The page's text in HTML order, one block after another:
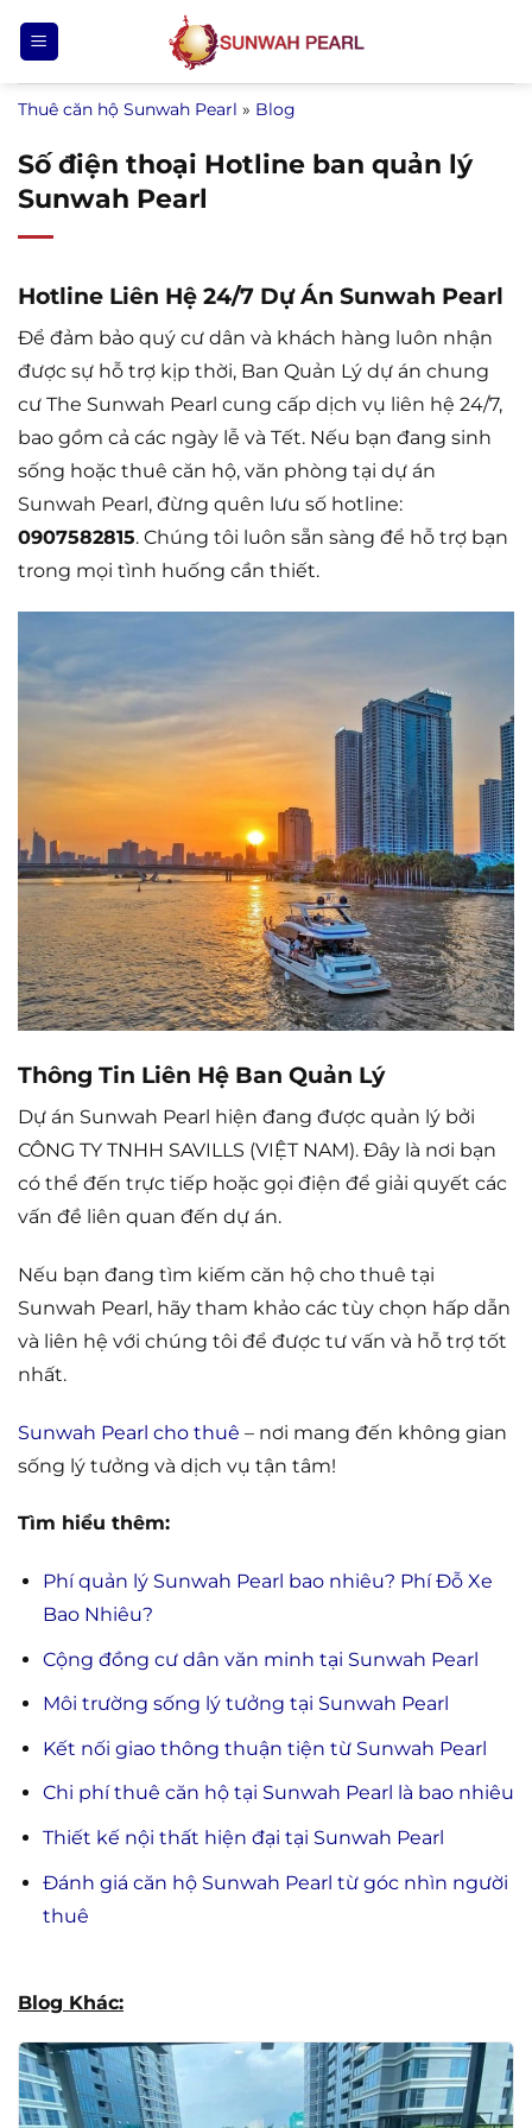
qua
nội
dung
Thuê căn hộ Sunwah Pearl » Blog
Số điện thoại Hotline ban quản lý
Sunwah Pearl
Hotline Liên Hệ 24/7 Dự Án Sunwah Pearl
Để đảm bảo quý cư dân và khách hàng luôn nhận
được sự hỗ trợ kịp thời, Ban Quản Lý dự án chung
cư The Sunwah Pearl cung cấp dịch vụ liên hệ 24/7,
bao gồm cả các ngày lễ và Tết. Nếu bạn đang sinh
sống hoặc thuê căn hộ, văn phòng tại dự án
Sunwah Pearl, đừng quên lưu số hotline:
0907582815. Chúng tôi luôn sẵn sàng để hỗ trợ bạn
trong mọi tình huống cần thiết.
Thông Tin Liên Hệ Ban Quản Lý
Dự án Sunwah Pearl hiện đang được quản lý bởi
CÔNG TY TNHH SAVILLS (VIỆT NAM). Đây là nơi bạn
có thể đến trực tiếp hoặc gọi điện để giải quyết các
vấn đề liên quan đến dự án.
Nếu bạn đang tìm kiếm căn hộ cho thuê tại
Sunwah Pearl, hãy tham khảo các tùy chọn hấp dẫn
và liên hệ với chúng tôi để được tư vấn và hỗ trợ tốt
nhất.
Sunwah Pearl cho thuê – nơi mang đến không gian
sống lý tưởng và dịch vụ tận tâm!
Tìm hiểu thêm:
Phí quản lý Sunwah Pearl bao nhiêu? Phí Đỗ Xe
Bao Nhiêu?
Cộng đồng cư dân văn minh tại Sunwah Pearl
Môi trường sống lý tưởng tại Sunwah Pearl
Kết nối giao thông thuận tiện từ Sunwah Pearl
Chi phí thuê căn hộ tại Sunwah Pearl là bao nhiêu
Thiết kế nội thất hiện đại tại Sunwah Pearl
Đánh giá căn hộ Sunwah Pearl từ góc nhìn người
thuê
Blog Khác: